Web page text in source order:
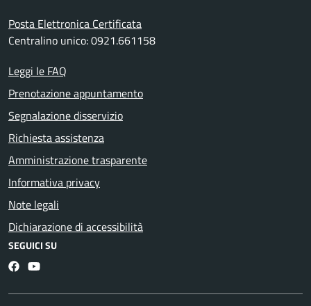
Posta Elettronica Certificata
Centralino unico: 0921.661158
Leggi le FAQ
Prenotazione appuntamento
Segnalazione disservizio
Richiesta assistenza
Amministrazione trasparente
Informativa privacy
Note legali
Dichiarazione di accessibilità
SEGUICI SU
FacebookYouTube